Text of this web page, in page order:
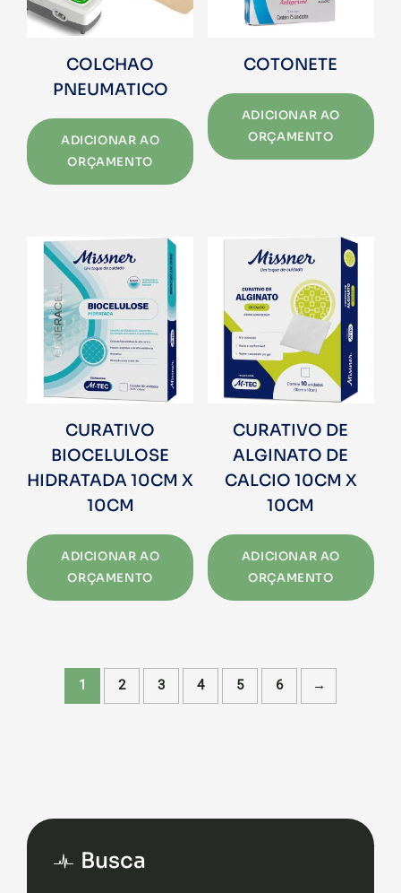
COLCHAO
PNEUMATICO
ADICIONAR AO
ORÇAMENTO
COTONETE
ADICIONAR AO
ORÇAMENTO
CURATIVO
BIOCELULOSE
HIDRATADA 10CM X
10CM
ADICIONAR AO
ORÇAMENTO
CURATIVO DE
ALGINATO DE
CALCIO 10CM X
10CM
ADICIONAR AO
ORÇAMENTO
1 2 3 4 5 6 →
Busca